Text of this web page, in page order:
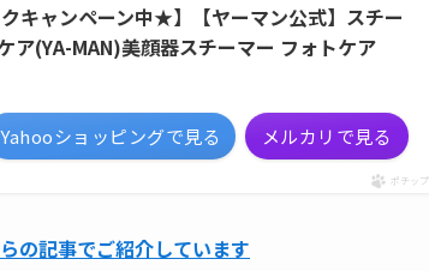
キャンペーン中★】【ヤーマン公式】スチー
ア(YA-MAN)美顔器スチーマー フォトケア
Yahooショッピングで見る メルカリで見る
ポチップ
の記事でご紹介しています